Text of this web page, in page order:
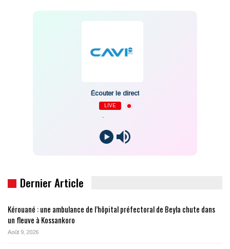
Écouter le direct
LIVE
Dernier Article
Kérouané : une ambulance de l’hôpital préfectoral de Beyla chute dans
un fleuve à Kossankoro
Août 9, 2026